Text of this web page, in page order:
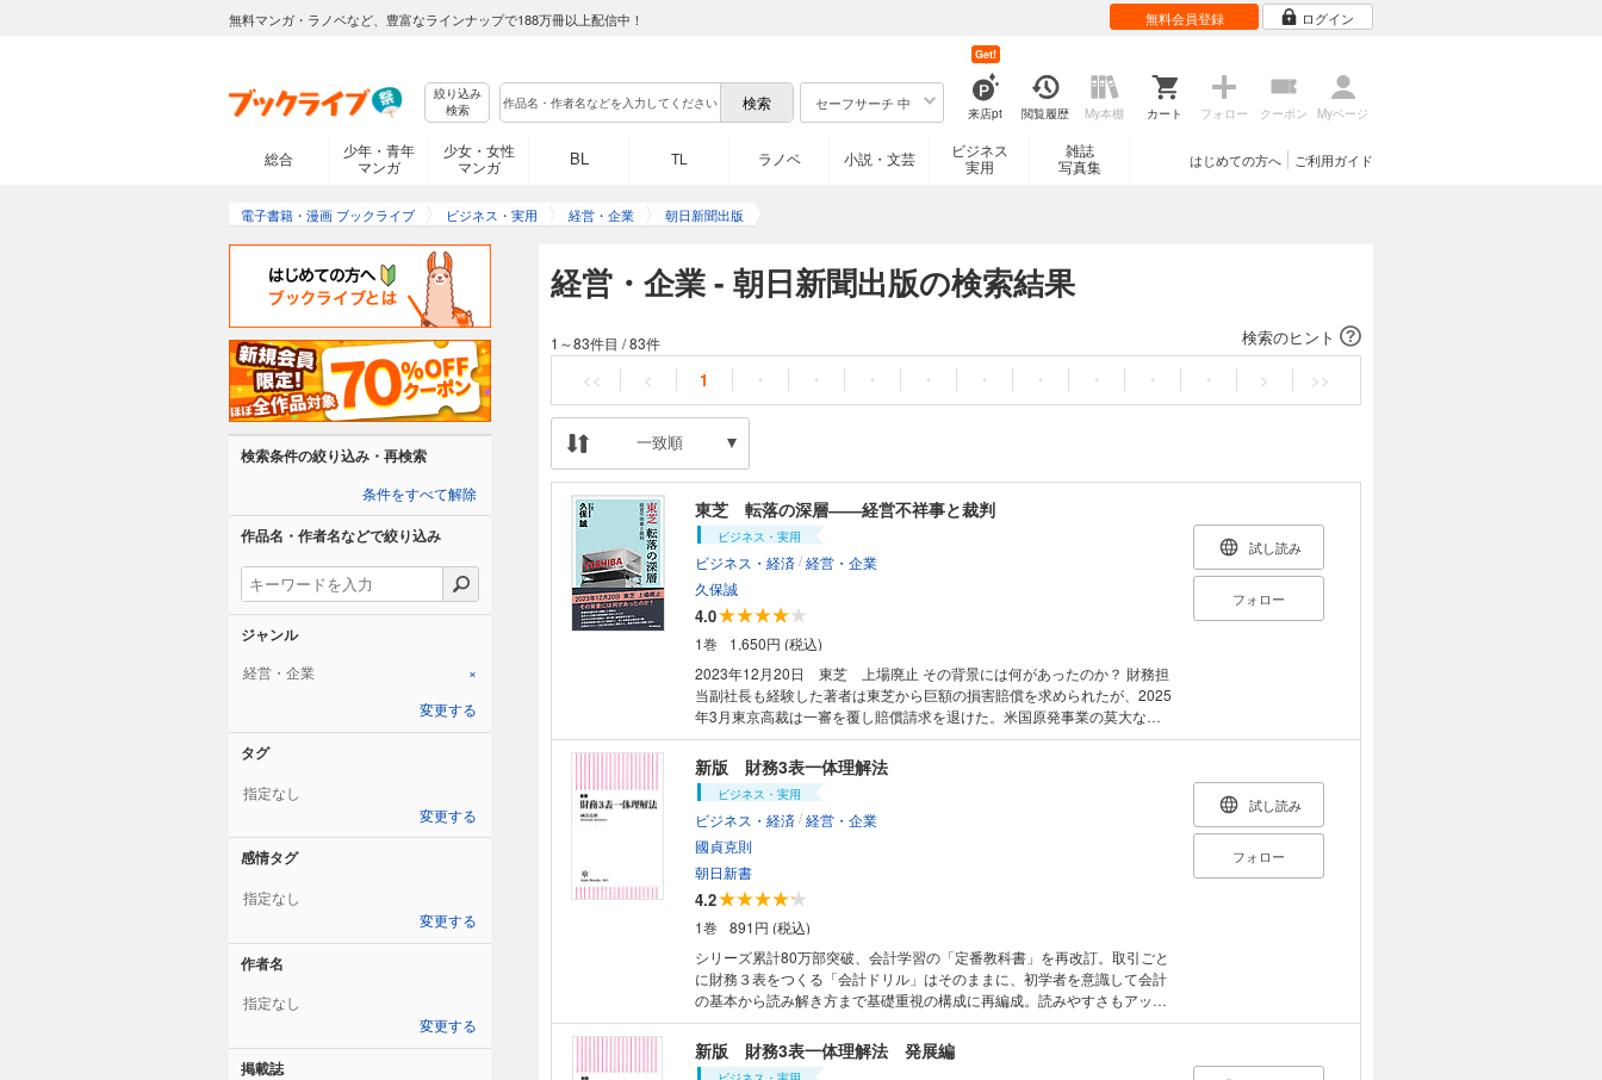
無料マンガ・ラノベなど、豊富なラインナップで188万冊以上配信中！ 無料会員登録 ログイン
絞り込み
検索
セーフサーチ 中
来店pt
Get!
閲覧履歴 My本棚 カート フォロー クーポン Myページ
総合
少年・青年
マンガ
少女・女性
マンガ
BL TL ラノベ 小説・文芸
ビジネス
実用
雑誌
写真集
ご利用ガイド
はじめての方へ
電子書籍・漫画 ブックライブ ビジネス・実用 経営・企業 朝日新聞出版
経営・企業 - 朝日新聞出版の検索結果
検索のヒント
1～83件目 /83件
<< < 1 ・ ・ ・ ・ ・ ・ ・ ・ ・ > >>
一致順
東芝 転落の深層――経営不祥事と裁判
ビジネス・実用
ビジネス・経済/経営・企業
久保誠
4.0
1巻
1,650円 (税込)
2023年12月20日 東芝 上場廃止 その背景には何があったのか？ 財務担
当副社長も経験した著者は東芝から巨額の損害賠償を求められたが、2025
年3月東京高裁は一審を覆し賠償請求を退けた。米国原発事業の莫大な工
事損失と、第三者委員会報告書の闇。当事者だからこそ持ち得る視点と資
料から、経営不祥事の深層に迫る。 2023年12月20日、東芝は上場廃止と
なり株式上場74年の歴史に幕を下ろした。1875年の創業以来、これが東
芝の歴史上最大級の不祥事であることは間違いないだろう。 上場廃止の直
接のきっかけは、2006年に買収した米国原子力発電機器メーカー・ウェス
チングハウス社（WEC）の経営の失敗と、それに大きな影響を与えた
2015年に発覚した「東芝不適切会計」への曖昧な対応である。 「東芝不
適切会計」では、当時の社長3人と私を含む執行役財務担当2人が東芝から
訴えられた。 裁判は信じられないほど長期化した。私は当初、裁判になれ
ば事実や真実が明らかになるはずと楽観していた。しかし、2023年3月28
日東京地裁判決で負けてしまった。裁判で潔白が明らかにならないのな
ら、出版で真実を訴えたいと思ったのが、この本を書いた一つの理由であ
る。 さらに東芝上場廃止の最大の原因であるWEC案件は、裁判でも第三
ろ東芝や第三者委員会はWEC案件の巨額な工事損失を表沙汰にしないよう
にしたとすら思える。この東芝が曖昧に終わらせようとしているWEC案件
試し読み
フォロー
新版 財務3表一体理解法
ビジネス・実用
ビジネス・経済/経営・企業
國貞克則
朝日新書
4.2
1巻
891円 (税込)
シリーズ累計80万部突破、会計学習の「定番教科書」を再改訂。取引ごと
に財務３表をつくる「会計ドリル」はそのままに、初学者を意識して会計
の基本から読み解き方まで基礎重視の構成に再編成。読みやすさもアッ
プ、全ビジネスパーソン必読！
試し読み
フォロー
新版 財務3表一体理解法 発展編
検索条件の絞り込み・再検索
条件をすべて解除
作品名・作者名などで絞り込み
ジャンル
経営・企業 ×
変更する
タグ
指定なし
変更する
感情タグ
指定なし
変更する
作者名
指定なし
変更する
掲載誌